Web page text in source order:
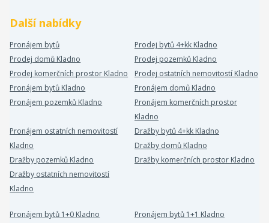
Další nabídky
Pronájem bytů
Prodej bytů 4+kk Kladno
Prodej domů Kladno
Prodej pozemků Kladno
Prodej komerčních prostor Kladno
Prodej ostatních nemovitostí Kladno
Pronájem bytů Kladno
Pronájem domů Kladno
Pronájem pozemků Kladno
Pronájem komerčních prostor
Kladno
Pronájem ostatních nemovitostí
Kladno
Dražby bytů 4+kk Kladno
Dražby domů Kladno
Dražby pozemků Kladno
Dražby komerčních prostor Kladno
Dražby ostatních nemovitostí
Kladno
Pronájem bytů 1+0 Kladno
Pronájem bytů 1+1 Kladno